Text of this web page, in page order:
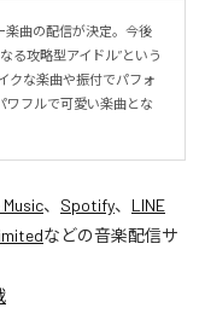
楽曲の配信が決定。今後
る攻略型アイドル”という
クな楽曲や振付でパフォ
ワフルで可愛い楽曲とな
、 Spotify、 LINE
などの音楽配信サ